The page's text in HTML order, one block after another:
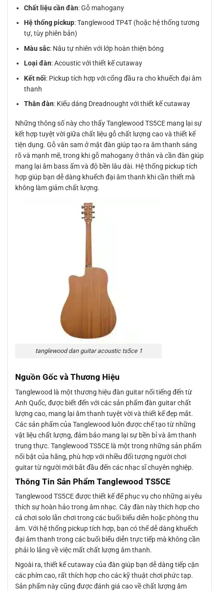
Chất liệu cần đàn: Gỗ mahogany
Hệ thống pickup: Tanglewood TP4T (hoặc hệ thống tương
tự, tùy phiên bản)
Màu sắc: Nâu tự nhiên với lớp hoàn thiện bóng
Loại đàn: Acoustic với thiết kế cutaway
Kết nối: Pickup tích hợp với cổng đầu ra cho khuếch đại âm
thanh
Thân đàn: Kiểu dáng Dreadnought với thiết kế cutaway
Những thông số này cho thấy Tanglewood TS5CE mang lại sự
kết hợp tuyệt vời giữa chất liệu gỗ chất lượng cao và thiết kế
tiện dụng. Gỗ vân sam ở mặt đàn giúp tạo ra âm thanh sáng
rõ và mạnh mẽ, trong khi gỗ mahogany ở thân và cần đàn giúp
mang lại âm bass ấm và độ bền lâu dài. Hệ thống pickup tích
hợp giúp bạn dễ dàng khuếch đại âm thanh khi cần thiết mà
không làm giảm chất lượng.
tanglewood dan guitar acoustic ts5ce 1
Nguồn Gốc và Thương Hiệu
Tanglewood là một thương hiệu đàn guitar nổi tiếng đến từ
Anh Quốc, được biết đến với các sản phẩm đàn guitar chất
lượng cao, mang lại âm thanh tuyệt vời và thiết kế đẹp mắt.
Các sản phẩm của Tanglewood luôn được chế tạo từ những
vật liệu chất lượng, đảm bảo mang lại sự bền bỉ và âm thanh
trung thực. Tanglewood TS5CE là một trong những sản phẩm
nổi bật của hãng, phù hợp với nhiều đối tượng người chơi
guitar từ người mới bắt đầu đến các nhạc sĩ chuyên nghiệp.
Thông Tin Sản Phẩm Tanglewood TS5CE
Tanglewood TS5CE được thiết kế để phục vụ cho những ai yêu
thích sự hoàn hảo trong âm nhạc. Cây đàn này thích hợp cho
cả chơi solo lẫn chơi trong các buổi biểu diễn hoặc phòng thu
âm. Với hệ thống pickup tích hợp, bạn có thể dễ dàng khuếch
đại âm thanh trong các buổi biểu diễn trực tiếp mà không cần
phải lo lắng về việc mất chất lượng âm thanh.
Ngoài ra, thiết kế cutaway của đàn giúp bạn dễ dàng tiếp cận
các phím cao, rất thích hợp cho các kỹ thuật chơi phức tạp.
Sản phẩm này cũng được đánh giá cao về chất lượng âm